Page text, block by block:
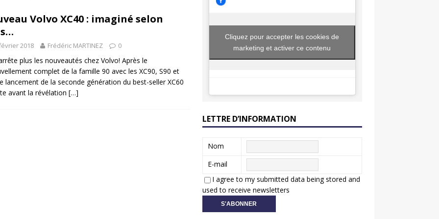
: Honda dévoile un spot publicitaire… confiné! ACTUS
Volvo XC40 : imaginé selon
2018 Frédéric MARTINEZ 0
plus les nouveautés chez Volvo! Après le
complet de la famille 90 avec les XC90, S90 et
lancement de la seconde génération du best-seller XC60
avant la révélation […]
Cliquez pour accepter les cookies de
marketing et activer ce contenu
LETTRE D’INFORMATION
Nom
E-mail
I agree to my submitted data being stored and
used to receive newsletters